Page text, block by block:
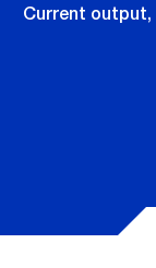
Current output,